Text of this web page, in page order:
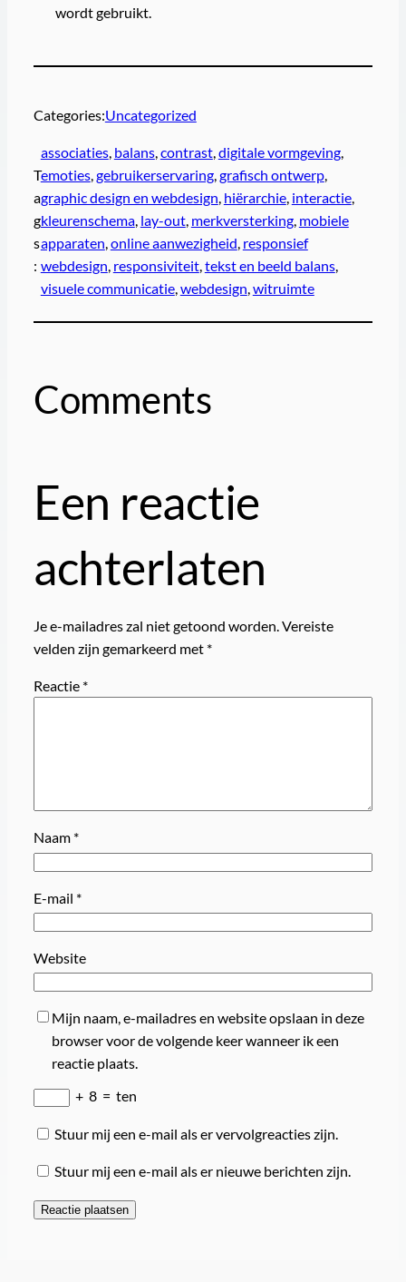
wordt gebruikt.
Categories:Uncategorized
T
a
g
s
:
associaties, balans, contrast, digitale vormgeving,
emoties, gebruikerservaring, grafisch ontwerp,
graphic design en webdesign, hiërarchie, interactie,
kleurenschema, lay-out, merkversterking, mobiele
apparaten, online aanwezigheid, responsief
webdesign, responsiviteit, tekst en beeld balans,
visuele communicatie, webdesign, witruimte
Comments
Een reactie
achterlaten
Je e-mailadres zal niet getoond worden.Vereiste
velden zijn gemarkeerd met *
Reactie *
Naam *
E-mail *
Website
Mijn naam, e-mailadres en website opslaan in deze
browser voor de volgende keer wanneer ik een
reactie plaats.
+ 8 = ten
Stuur mij een e-mail als er vervolgreacties zijn.
Stuur mij een e-mail als er nieuwe berichten zijn.